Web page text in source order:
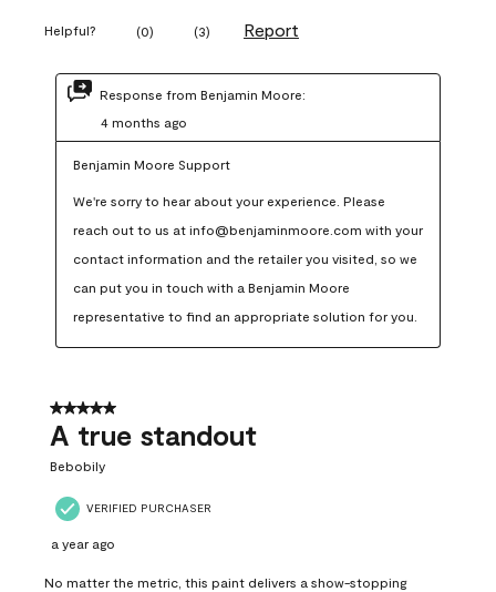
Helpful? (0) (3) Report
Response from Benjamin Moore:
4 months ago
Benjamin Moore Support
We're sorry to hear about your experience. Please
reach out to us at info@benjaminmoore.com with your
contact information and the retailer you visited, so we
can put you in touch with a Benjamin Moore
representative to find an appropriate solution for you.
5 out of 5 stars.
A true standout
Bebobily
VERIFIED PURCHASER
a year ago
No matter the metric, this paint delivers a show-stopping